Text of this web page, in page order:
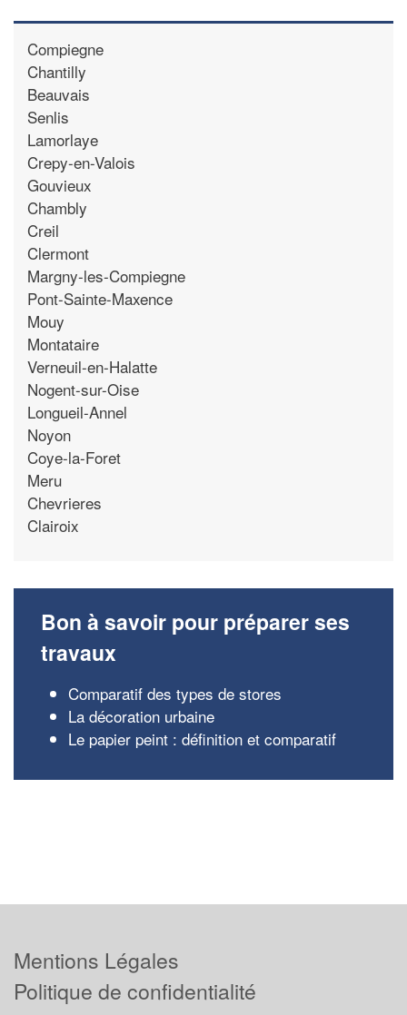
Compiegne
Chantilly
Beauvais
Senlis
Lamorlaye
Crepy-en-Valois
Gouvieux
Chambly
Creil
Clermont
Margny-les-Compiegne
Pont-Sainte-Maxence
Mouy
Montataire
Verneuil-en-Halatte
Nogent-sur-Oise
Longueil-Annel
Noyon
Coye-la-Foret
Meru
Chevrieres
Clairoix
Bon à savoir pour préparer ses
travaux
Comparatif des types de stores
La décoration urbaine
Le papier peint : définition et comparatif
Mentions Légales
Politique de confidentialité